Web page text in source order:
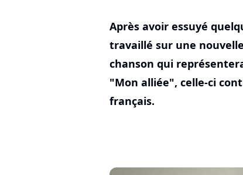
Après avoir essuyé
travaillé sur une
chanson qui
"Mon alliée", celle-ci
français.